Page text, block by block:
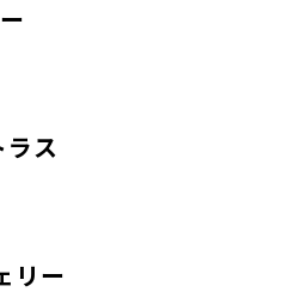
ス
リー